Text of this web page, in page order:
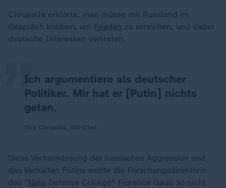
Chrupalla erklärte, man müsse mit Russland im
Gespräch bleiben, um Frieden zu erreichen, und dabei
deutsche Interessen vertreten.
Ich argumentiere als deutscher
Politiker. Mir hat er [Putin] nichts
getan.
„
Diese Verharmlosung der russischen Aggression und
das Verhalten Putins wollte die Forschungsdirektorin
des " Nato Defense College" Florence Gaub so nicht